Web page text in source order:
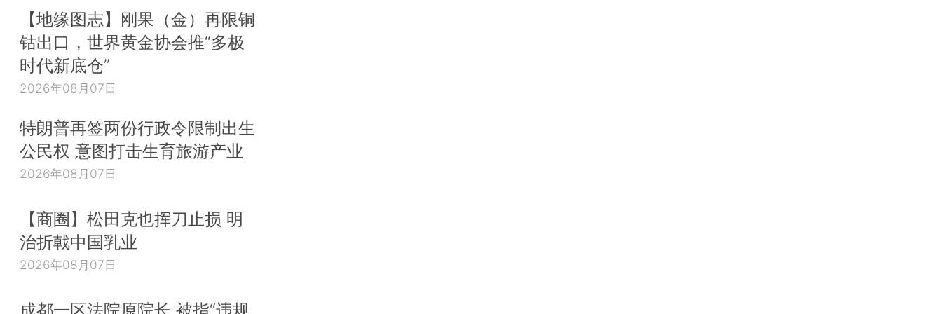
【地缘图志】刚果（金）再限铜
钴出口，世界黄金协会推“多极
时代新底仓”
2026年08月07日
特朗普再签两份行政令限制出生
公民权 意图打击生育旅游产业
2026年08月07日
【商圈】松田克也挥刀止损 明
治折戟中国乳业
2026年08月07日
成都一区法院原院长 被指“违规